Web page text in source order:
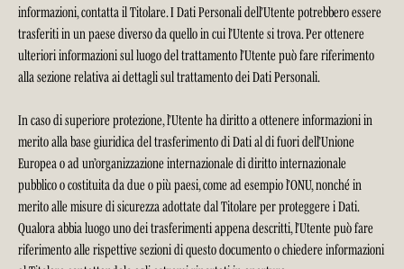
informazioni, contatta il Titolare. I Dati Personali dell’Utente potrebbero essere
trasferiti in un paese diverso da quello in cui l’Utente si trova. Per ottenere
ulteriori informazioni sul luogo del trattamento l’Utente può fare riferimento
alla sezione relativa ai dettagli sul trattamento dei Dati Personali.
In caso di superiore protezione, l’Utente ha diritto a ottenere informazioni in
merito alla base giuridica del trasferimento di Dati al di fuori dell’Unione
Europea o ad un’organizzazione internazionale di diritto internazionale
pubblico o costituita da due o più paesi, come ad esempio l’ONU, nonché in
merito alle misure di sicurezza adottate dal Titolare per proteggere i Dati.
Qualora abbia luogo uno dei trasferimenti appena descritti, l’Utente può fare
riferimento alle rispettive sezioni di questo documento o chiedere informazioni